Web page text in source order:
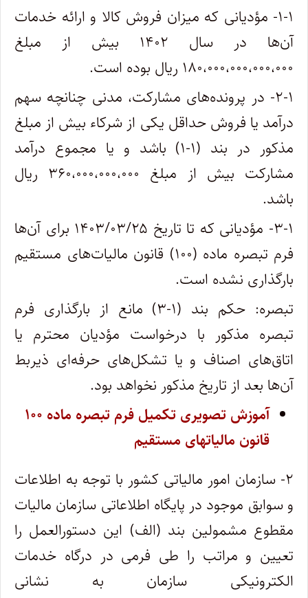
۱-۱- مؤدیانی که میزان فروش کالا و ارائه خدمات
آن‌ها در سال ۱۴۰۲ بیش از مبلغ
۱۸۰،۰۰۰،۰۰۰،۰۰۰،۰۰۰ ریال بوده است.
۲-۱- در پرونده‌های مشارکت، مدنی چنانچه سهم
درآمد یا فروش حداقل یکی از شرکاء بیش از مبلغ
مذکور در بند (۱-۱) باشد و یا مجموع درآمد
مشارکت بیش از مبلغ ۳۶۰،۰۰۰،۰۰۰،۰۰۰ ریال
باشد.
۳-۱- مؤدیانی که تا تاریخ ۱۴۰۳/۰۳/۲۵ برای آن‌ها
فرم تبصره ماده (۱۰۰) قانون مالیات‌های مستقیم
بارگذاری نشده است.
تبصره: حکم بند (۱-۳) مانع از بارگذاری فرم
تبصره مذکور با درخواست مؤدیان محترم یا
اتاق‌های اصناف و یا تشکل‌های حرفه‌ای ذیربط
آن‌ها بعد از تاریخ مذکور نخواهد بود.
آموزش تصویری تکمیل فرم تبصره ماده ۱۰۰
قانون مالیاتهای مستقیم
۲- سازمان امور مالیاتی کشور با توجه به اطلاعات
و سوابق موجود در پایگاه اطلاعاتی سازمان مالیات
مقطوع مشمولین بند (الف) این دستورالعمل را
تعیین و مراتب را طی فرمی در درگاه خدمات
الکترونیکی سازمان به نشانی